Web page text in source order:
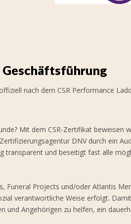
nach dem CSR Performance
Mit dem CSR-Zertifikat beweisen
DNV durch ein
transparent und beseitigt fast alle
Funeral Projects und/oder Atlantis
verantwortliche Weise erfolgt.
und Angehörigen zu helfen, ein